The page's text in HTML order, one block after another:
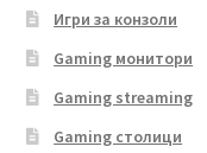
Игри за конзоли
Gaming монитори
Gaming streaming
Gaming столици